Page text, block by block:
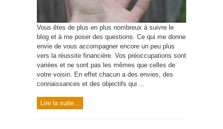
Vous êtes de plus en plus nombreux à suivre le
blog et à me poser des questions. Ce qui me donne
envie de vous accompagner encore un peu plus
vers la réussite financière. Vos préoccupations sont
variées et ne sont pas les mêmes que celles de
votre voisin. En effet chacun a des envies, des
connaissances et des objectifs qui ...
Lire la suite...